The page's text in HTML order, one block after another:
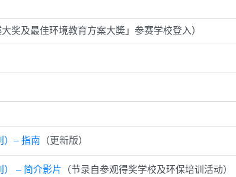
奖及最佳环境教育方案大奬」参赛学校登入）
）– 指南 （更新版）
） – 简介影片 （节录自参观得奖学校及环保培训活动）